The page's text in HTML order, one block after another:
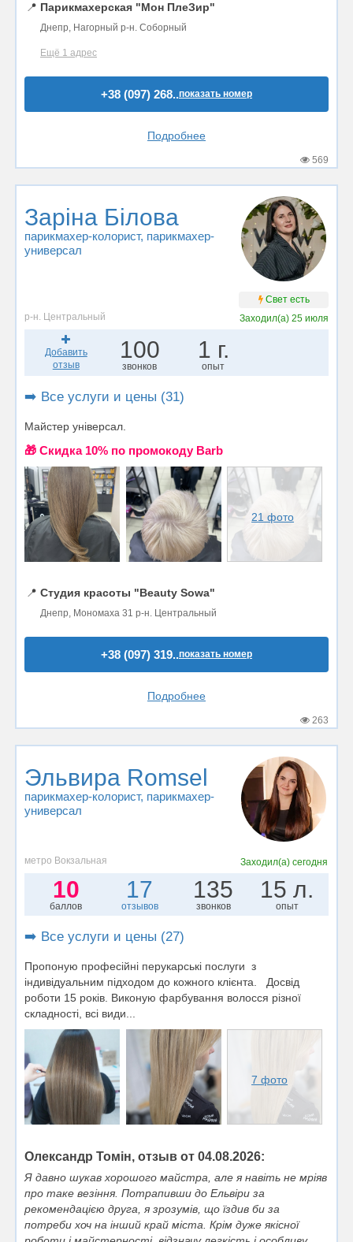
📍 Парикмахерская "Мон ПлеЗир"
Днепр, Нагорный р-н. Соборный
Ещё 1 адрес
+38 (097) 268..показать номер
Подробнее
569
Заріна Білова
парикмахер-колорист, парикмахер-
универсал
Свет есть
р-н. Центральный
Заходил(а) 25 июля
Добавить
отзыв
100
звонков
1 г.
опыт
➡️ Все услуги и цены (31)
Майстер універсал.
🎁 Cкидка 10% по промокоду Barb
21 фото
📍 Студия красоты "Beauty Sowa"
Днепр, Мономаха 31 р-н. Центральный
+38 (097) 319..показать номер
Подробнее
263
Эльвира Romsel
парикмахер-колорист, парикмахер-
универсал
метро Вокзальная Заходил(а) сегодня
10
баллов
17
отзывов
135
звонков
15 л.
опыт
➡️ Все услуги и цены (27)
Пропоную професійні перукарські послуги з
індивідуальним підходом до кожного клієнта. Досвід
роботи 15 років. Виконую фарбування волосся різної
складності, всі види...
7 фото
Олександр Томін, отзыв от 04.08.2026:
Я давно шукав хорошого майстра, але я навіть не мріяв
про таке везіння. Потрапивши до Ельвіри за
рекомендацією друга, я зрозумів, що їздив би за
потреби хоч на інший край міста. Крім дуже якісної